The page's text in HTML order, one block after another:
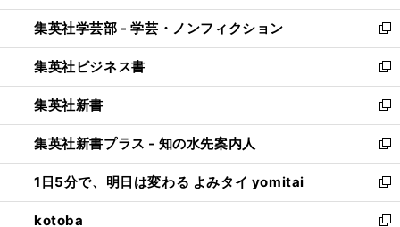
開
く
ウ
で
開
く
ン
ド
ウ
で
開
く
ウ
ィ
ン
ド
ウ
で
開
く
集英社学芸部 - 学芸・ノンフィクション
新
し
い
ウ
ィ
ン
ド
ウ
で
開
く
集英社ビジネス書
新
し
い
ウ
ィ
ン
ド
ウ
で
集英社新書
新
し
い
ウ
ィ
ン
ド
集英社新書プラス - 知の水先案内人
新
し
い
ウ
ィ
1日5分で、明日は変わる よみタイ yomitai
新
し
い
kotoba